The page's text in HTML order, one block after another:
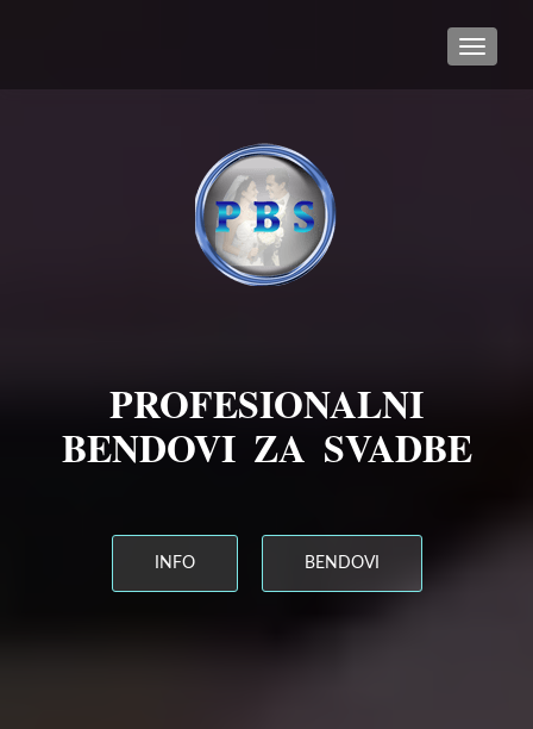
PROFESIONALNI
BENDOVI ZA SVADBE
INFO BENDOVI